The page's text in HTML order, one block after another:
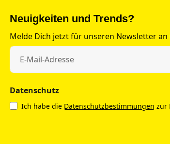
Neuigkeiten und Trends?
Melde Dich jetzt für unseren Newsletter
Datenschutz
Ich habe die Datenschutzbestimmungen zur